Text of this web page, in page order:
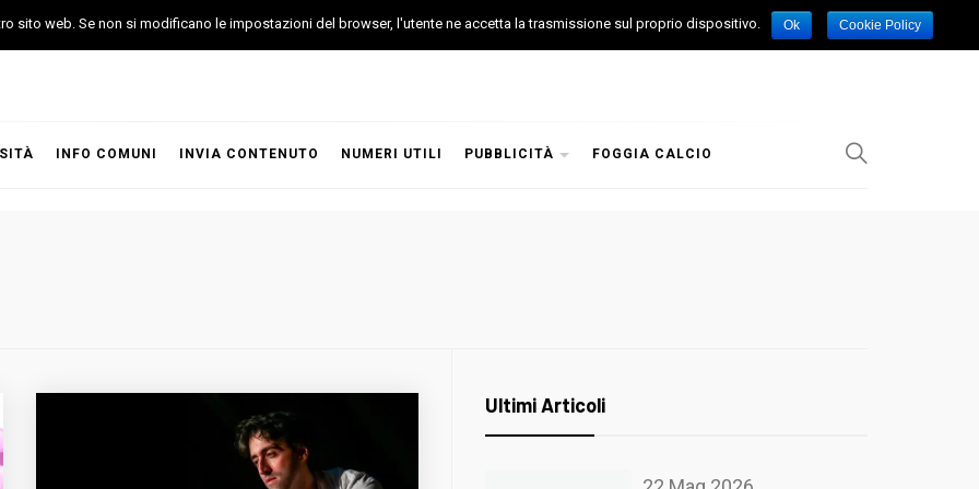
INFO COMUNI INVIA CONTENUTO NUMERI UTILI PUBBLICITÀ FOGGIA CALCIO
Ultimi Articoli
sito web. Se non si modificano le impostazioni del browser, l'utente ne accetta la trasmissione sul proprio dispositivo. Ok Cookie Policy